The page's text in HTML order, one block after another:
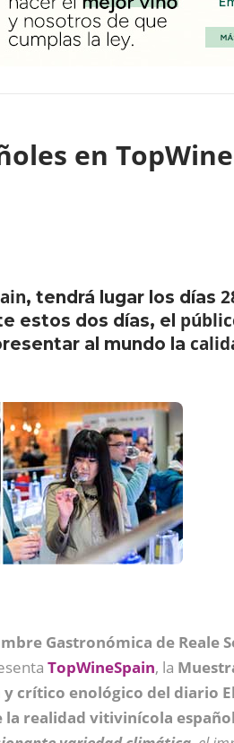
en
, tendrá lugar los días
estos dos días, el
al mundo la
Gastronómica de Reale
TopWineSpain, la
crítico enológico del diario
la realidad vitivinícola